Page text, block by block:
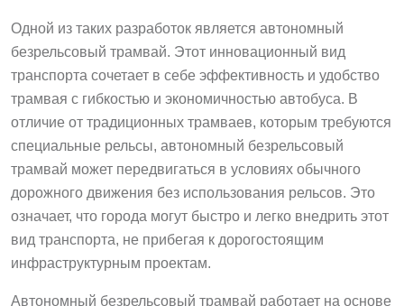
Одной из таких разработок является автономный
безрельсовый трамвай. Этот инновационный вид
транспорта сочетает в себе эффективность и удобство
трамвая с гибкостью и экономичностью автобуса. В
отличие от традиционных трамваев, которым требуются
специальные рельсы, автономный безрельсовый
трамвай может передвигаться в условиях обычного
дорожного движения без использования рельсов. Это
означает, что города могут быстро и легко внедрить этот
вид транспорта, не прибегая к дорогостоящим
инфраструктурным проектам.
Автономный безрельсовый трамвай работает на основе